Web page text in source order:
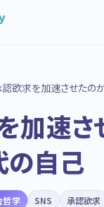
欲求を加速させたの
加速
の自己
哲学 SNS 承認欲求